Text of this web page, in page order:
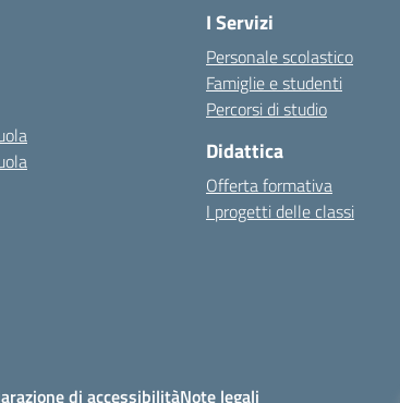
I Servizi
Personale scolastico
Famiglie e studenti
Percorsi di studio
Didattica
Offerta formativa
I progetti delle classi
di accessibilitàNote legali